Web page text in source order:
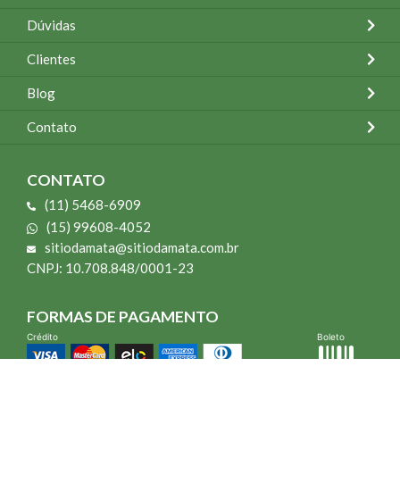
Dúvidas
Clientes
Blog
Contato
CONTATO
(11) 5468-6909
(15) 99608-4052
sitiodamata@sitiodamata.com.br
CNPJ: 10.708.848/0001-23
FORMAS DE PAGAMENTO
Crédito Boleto